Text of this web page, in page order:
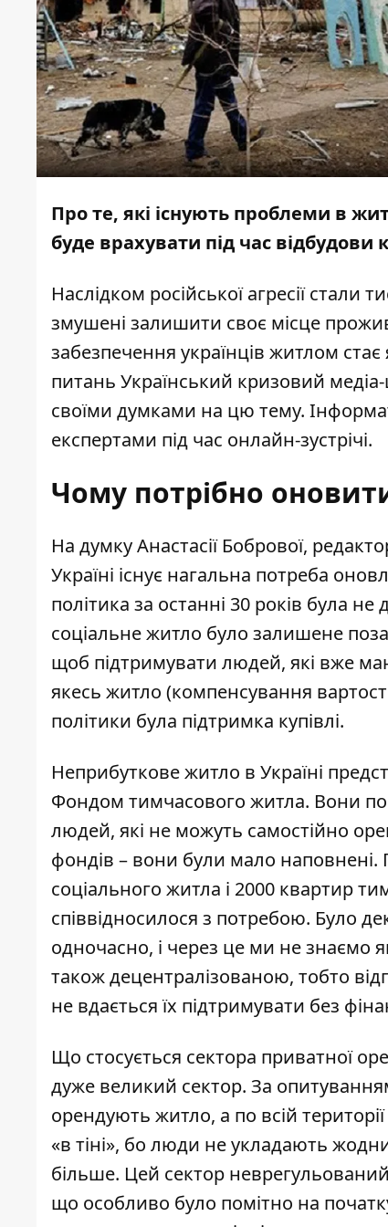
Про те, які існують проблеми в
буде врахувати під час відбудови
Наслідком російської агресії стали
змушені залишити своє місце
забезпечення українців житлом
питань Український кризовий
своїми думками на цю тему.
експертами під час онлайн-зустрічі.
Чому потрібно
На думку Анастасії Бобрової,
Україні існує нагальна потреба
політика за останні 30 років була
соціальне житло було залишене
щоб підтримувати людей, які вже
якесь житло (компенсування
політики була підтримка купівлі.
Неприбуткове житло в Україні
Фондом тимчасового житла. Вони по
людей, які не можуть самостійно
фондів – вони були мало наповнені.
соціального житла і 2000 квартир
співвідносилося з потребою. Було
одночасно, і через це ми не знаємо
також децентралізованою, тобто
не вдається їх підтримувати без
Що стосується сектора приватної
дуже великий сектор. За
орендують житло, а по всій
«в тіні», бо люди не укладають
більше. Цей сектор
що особливо було помітно на